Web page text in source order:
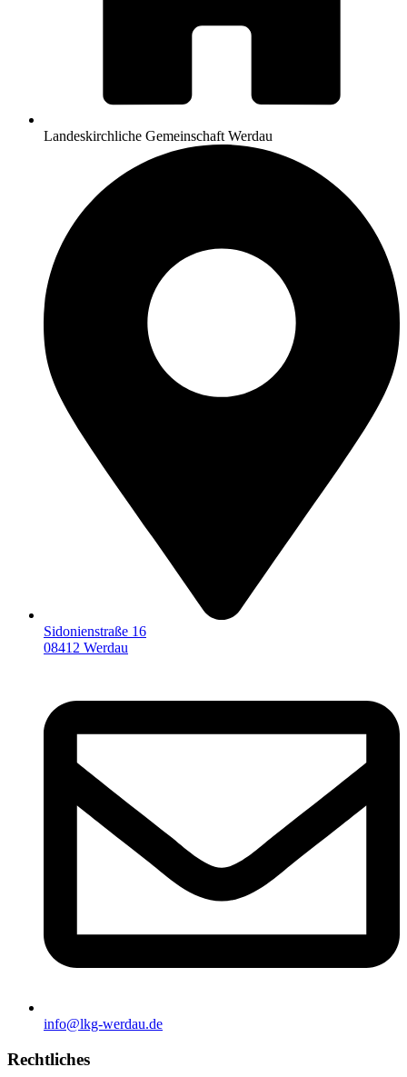
Landeskirchliche Gemeinschaft Werdau
Sidonienstraße 16
08412 Werdau
info@lkg-werdau.de
Rechtliches